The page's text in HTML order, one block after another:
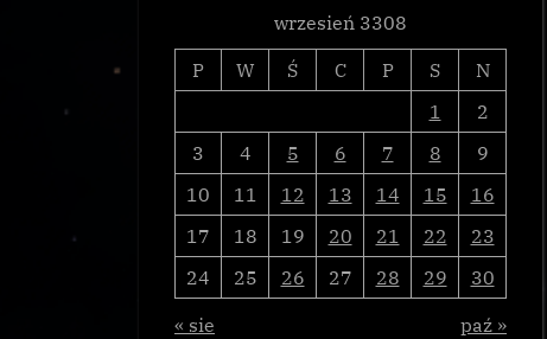
wrzesień 3308
P
W Ś C P S
N
1
2
3
4 5 6 7 8
9
10
11 12 13 14 15
16
17
18 19 20 21 22
23
24
25 26 27 28 29
30
« sie
paź »